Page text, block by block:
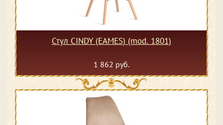
Стул CINDY (EAMES) (mod. 1801)
1 862 руб.